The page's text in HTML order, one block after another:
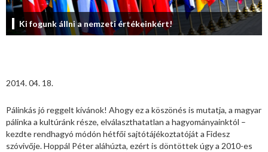
Ki fogunk állni a nemzeti értékeinkért!
2014. 04. 18.
Pálinkás jó reggelt kívánok! Ahogy ez a köszönés is mutatja, a magyar
pálinka a kultúránk része, elválaszthatatlan a hagyományainktól –
kezdte rendhagyó módón hétfői sajtótájékoztatóját a Fidesz
szóvivője. Hoppál Péter aláhúzta, ezért is döntöttek úgy a 2010-es